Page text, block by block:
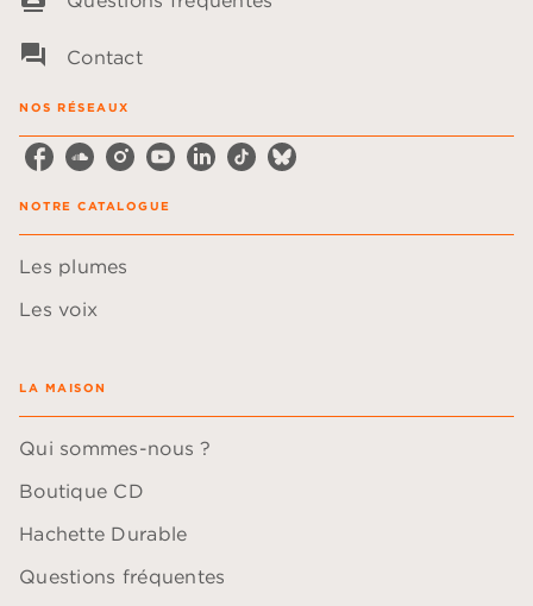
question_answer Contact
NOS RÉSEAUX
NOTRE CATALOGUE
Les plumes
Les voix
LA MAISON
Qui sommes-nous ?
Boutique CD
Hachette Durable
Questions fréquentes